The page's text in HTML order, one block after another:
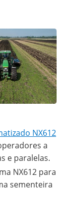
NX612
a
e paralelas.
NX612 para
sementeira